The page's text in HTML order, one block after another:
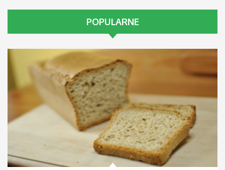
POPULARNE